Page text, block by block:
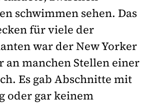
schwimmen sehen. Das
für viele der
war der New Yorker
an manchen Stellen einer
Es gab Abschnitte mit
oder gar keinem